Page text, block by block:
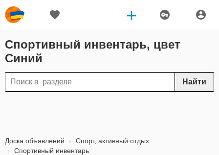
Спортивный инвентарь, цвет
Синий
Найти
Доска объявлений
Спорт, активный отдых
Спортивный инвентарь